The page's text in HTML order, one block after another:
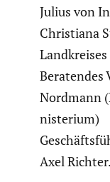
Julius von
Chris­tiana
Beratendes
Nordmann
nis­te­rium)
Axel Richter.